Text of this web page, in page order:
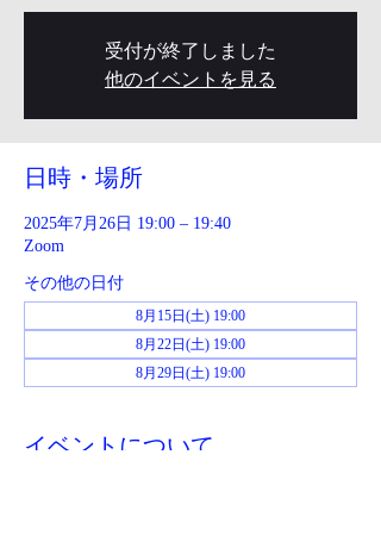
受付が終了しました
他のイベントを見る
日時・場所
2025年7月26日 19:00 – 19:40
Zoom
その他の日付
8月15日(土) 19:00
8月22日(土) 19:00
8月29日(土) 19:00
イベントについて